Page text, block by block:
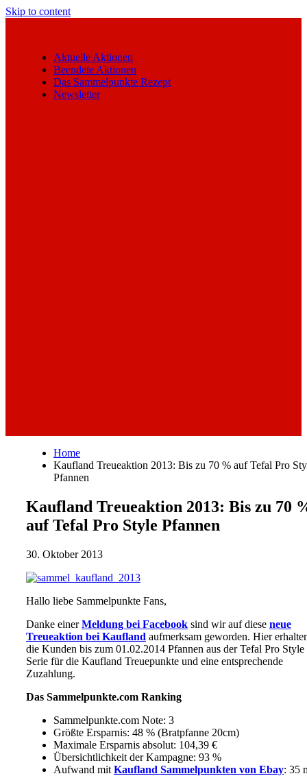
Skip to content
Aktuelle Aktionen
Beendete Aktionen
Das Sammelpunkte Rezept
Newsletter
Home
Kaufland Treueaktion 2013: Bis zu 70 % auf Tefal Pro
Pfannen
Kaufland Treueaktion 2013: Bis zu 70
auf Tefal Pro Style Pfannen
30. Oktober 2013
Hallo liebe Sammelpunkte Fans,
Danke einerMeldung bei Facebook sind wir auf diese neue
Treueaktion bei Kaufland aufmerksam geworden. Hier
die Kunden bis zum 01.02.2014 Pfannen aus der Tefal Pro Style
Serie für die Kaufland Treuepunkte und eine entsprechende
Zuzahlung.
Das Sammelpunkte.com Ranking
Sammelpunkte.com Note: 3
Größte Ersparnis: 48 % (Bratpfanne 20cm)
Maximale Ersparnis absolut: 104,39 €
Übersichtlichkeit der Kampagne: 93 %
Aufwand mit Kaufland Sammelpunkten von Ebay: 35